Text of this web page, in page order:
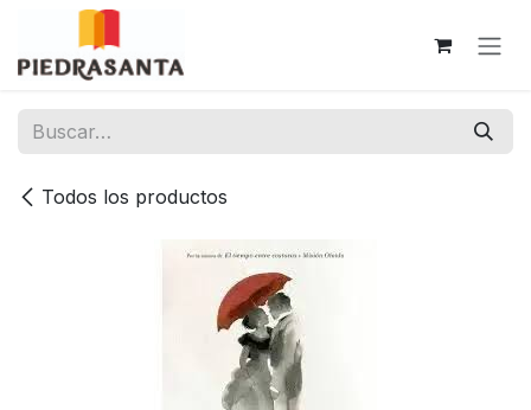
Ir al contenido
Todos los productos